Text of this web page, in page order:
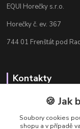
EQUI Horečky s.r.o.
Horečky č. ev. 367
744 01 Frenštát pod
Kontakty
Radka Chamrádová
+420 737 484
Výdejna e-shopu: Po-
🍪 Jak
Soubory cookies
shopu a v případě